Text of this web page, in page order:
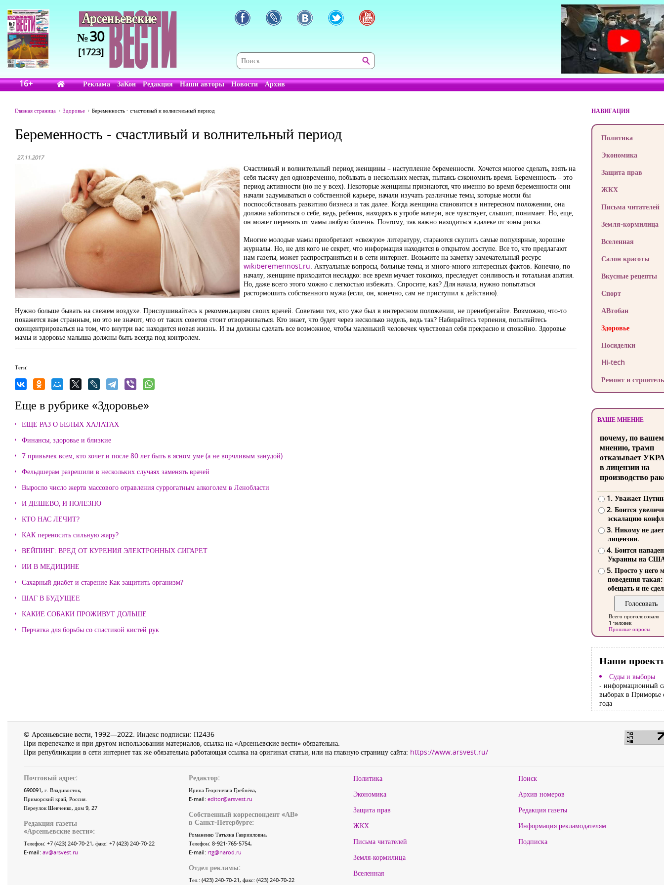
№30
[1723]
16+ Реклама ЗаКон Редакция Наши авторы Новости Архив
Главная страница Здоровье Беременность - счастливый и волнительный период
Беременность - счастливый и волнительный период
27.11.2017
Счастливый и волнительный период женщины – наступление беременности. Хочется многое сделать, взять на
себя тысячу дел одновременно, побывать в нескольких местах, пытаясь сэкономить время. Беременность – это
период активности (но не у всех). Некоторые женщины признаются, что именно во время беременности они
начали задумываться о собственной карьере, начали изучать различные темы, которые могли бы
поспособствовать развитию бизнеса и так далее. Когда женщина становится в интересном положении, она
должна заботиться о себе, ведь, ребенок, находясь в утробе матери, все чувствует, слышит, понимает. Но, еще,
он может перенять от мамы любую болезнь. Поэтому, так важно находиться вдалеке от зоны риска.
Многие молодые мамы приобретают «свежую» литературу, стараются скупить самые популярные, хорошие
журналы. Но, не для кого не секрет, что информация находится в открытом доступе. Все то, что предлагают
нам газеты, может распространяться и в сети интернет. Возьмите на заметку замечательный ресурс
wikiberemennost.ru. Актуальные вопросы, больные темы, и много-много интересных фактов. Конечно, по
началу, женщине приходится несладко: все время мучает токсикоз, преследует сонливость и тотальная апатия.
Но, даже всего этого можно с легкостью избежать. Спросите, как? Для начала, нужно попытаться
растормошить собственного мужа (если, он, конечно, сам не приступил к действию).
Нужно больше бывать на свежем воздухе. Прислушивайтесь к рекомендациям своих врачей. Советами тех, кто уже был в интересном положении, не пренебрегайте. Возможно, что-то
покажется вам странным, но это не значит, что от таких советов стоит отворачиваться. Кто знает, что будет через несколько недель, ведь так? Набирайтесь терпения, попытайтесь
сконцентрироваться на том, что внутри вас находится новая жизнь. И вы должны сделать все возможное, чтобы маленький человечек чувствовал себя прекрасно и спокойно. Здоровье
мамы и здоровье малыша должны быть всегда под контролем.
Теги:
Еще в рубрике «Здоровье»
ЕЩЕ РАЗ О БЕЛЫХ ХАЛАТАХ
Финансы, здоровье и близкие
7 привычек всем, кто хочет и после 80 лет быть в ясном уме (а не ворчливым занудой)
Фельдшерам разрешили в нескольких случаях заменять врачей
Выросло число жертв массового отравления суррогатным алкоголем в Ленобласти
И ДЕШЕВО, И ПОЛЕЗНО
КТО НАС ЛЕЧИТ?
КАК переносить сильную жару?
ВЕЙПИНГ: ВРЕД ОТ КУРЕНИЯ ЭЛЕКТРОННЫХ СИГАРЕТ
ИИ В МЕДИЦИНЕ
Сахарный диабет и старение Как защитить организм?
ШАГ В БУДУЩЕЕ
КАКИЕ СОБАКИ ПРОЖИВУТ ДОЛЬШЕ
Перчатка для борьбы со спастикой кистей рук
НАВИГАЦИЯ
Политика
Экономика
Защита прав
ЖКХ
Письма читателей
Земля-кормилица
Вселенная
Салон красоты
Вкусные рецепты
Спорт
АВтобан
Здоровье
Посиделки
Hi-tech
Ремонт и
ВАШЕ МНЕНИЕ
почему, по
мнению, трамп
отказывает
в лицензии на
производство
1. Уважает
2. Боится
эскалацию
3. Никому не
лицензии.
4. Боится
Украины на
5. Просто у него
поведения такая:
обещать и не
Всего проголосовало
1 человек
Прошлые опросы
Наши
Суды и выборы
- информационный
выборах в Приморье
года
© Арсеньевские вести, 1992—2022. Индекс подписки: П2436
При перепечатке и при другом использовании материалов, ссылка на «Арсеньевские вести» обязательна.
При републикации в сети интернет так же обязательна работающая ссылка на оригинал статьи, или на главную страницу сайта: https://www.arsvest.ru/
Почтовый адрес:
690091, г. Владивосток,
Приморский край, Россия.
Переулок Шевченко, дом 9, 27
Редакция газеты
«Арсеньевские вести»:
Телефон: +7 (423) 240-70-21, факс: +7 (423) 240-70-22
E-mail: av@arsvest.ru
Редактор:
Ирина Георгиевна Гребнёва,
E-mail: editor@arsvest.ru
Собственный корреспондент «АВ»
в Санкт-Петербурге:
Романенко Татьяна Гаврииловна,
Телефон: 8-921-765-5754,
E-mail: rtg@narod.ru
Отдел рекламы:
Тел.: (423) 240-70-21, факс: (423) 240-70-22
Политика
Экономика
Защита прав
ЖКХ
Письма читателей
Земля-кормилица
Вселенная
Поиск
Архив номеров
Редакция газеты
Информация рекламодателям
Подписка